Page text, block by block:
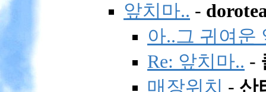
앞치마.. -
아..그 귀여운
Re: 앞치마.. -
매장위치 - 산